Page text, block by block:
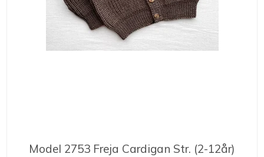
Model 2753 Freja Cardigan Str. (2-12år)